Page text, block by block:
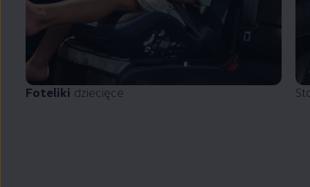
Foteliki dziecięce